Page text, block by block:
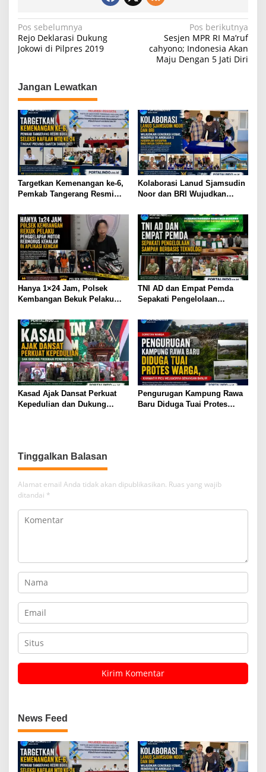
p
p
o
o
m
N
a
i
g
a
s
i
p
o
s
Pos sebelumnya
Rejo Deklarasi Dukung
Jokowi di Pilpres 2019
Pos berikutnya
Sesjen MPR RI Ma’ruf
cahyono; Indonesia Akan
Maju Dengan 5 Jati Diri
Jangan Lewatkan
Targetkan Kemenangan ke-6,
Pemkab Tangerang Resmi
24 Tingkat Provinsi Banten
Tahun 2027
Kolaborasi Lanud Sjamsudin
Noor dan BRI Wujudkan
Angkasa 2 Hadirkan Harapan
bagi Masa Depan Anak
Hanya 1×24 Jam, Polsek
Kembangan Bekuk Pelaku
Bermodus Kenalan di
Aplikasi Kencan
TNI AD dan Empat Pemda
Sepakati Pengelolaan
Kasad Ajak Dansat Perkuat
Kepedulian dan Dukung
Pengurugan Kampung Rawa
Baru Diduga Tuai Protes
Tinggalkan Balasan
Alamat email Anda tidak akan dipublikasikan. Ruas yang wajib
ditandai *
News Feed